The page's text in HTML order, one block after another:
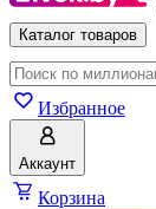
Каталог товаров
Избранное
Аккаунт
Корзина